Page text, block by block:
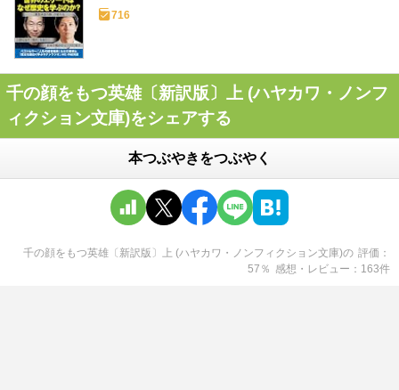
716
千の顔をもつ英雄〔新訳版〕上 (ハヤカワ・ノンフ
ィクション文庫)をシェアする
本つぶやきをつぶやく
千の顔をもつ英雄〔新訳版〕上 (ハヤカワ・ノンフィクション文庫)の 評価
57 ％ 感想・レビュー 163件